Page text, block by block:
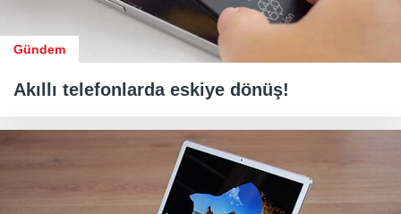
Gündem
Akıllı telefonlarda eskiye dönüş!